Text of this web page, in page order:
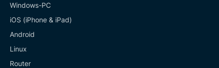
Windows-PC
iOS (iPhone & iPad)
Android
Linux
Router